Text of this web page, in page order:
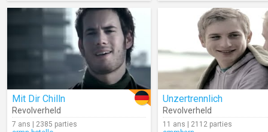
Mit Dir Chilln
Revolverheld
7 ans | 2385 parties
Unzertrennlich
Revolverheld
11 ans | 2112 parties